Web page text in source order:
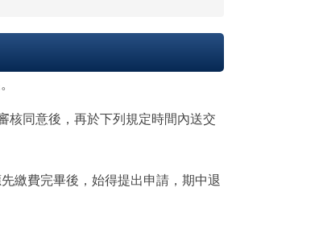
核同意後，再於下列規定時間內送交
繳費完畢後，始得提出申請，期中退